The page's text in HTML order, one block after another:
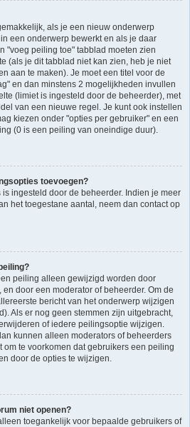
als je een nieuw onderwerp
een onderwerp bewerkt en als je daar
"voeg peiling toe" tabblad moeten zien
(als je dit tabblad niet kan zien, heb je niet
aan te maken). Je moet een titel voor de
en dan minstens 2 mogelijkheden invullen
(limiet is ingesteld door de beheerder), met
van een nieuwe regel. Je kunt ook instellen
kiezen onder "opties per gebruiker" en een
(0 is een peiling van oneindige duur).
toevoegen?
ingesteld door de beheerder. Indien je meer
het toegestane aantal, neem dan contact op
peiling alleen gewijzigd worden door
door een moderator of beheerder. Om de
bericht van het onderwerp wijzigen
Als er nog geen stemmen zijn uitgebracht,
of iedere peilingsoptie wijzigen.
kunnen alleen moderators of beheerders
om te voorkomen dat gebruikers een peiling
door de opties te wijzigen.
niet openen?
toegankelijk voor bepaalde gebruikers of